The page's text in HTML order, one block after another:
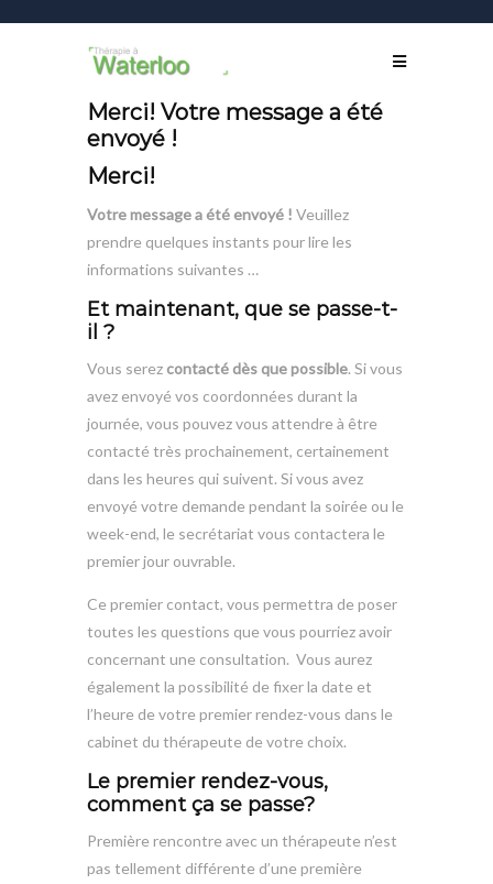
Merci! Votre message a été
envoyé !
Merci!
Votre message a été envoyé ! Veuillez
prendre quelques instants pour lire les
informations suivantes …
Et maintenant, que se passe-t-
il ?
Vous serez contacté dès que possible. Si vous
avez envoyé vos coordonnées durant la
journée, vous pouvez vous attendre à être
contacté très prochainement, certainement
dans les heures qui suivent. Si vous avez
envoyé votre demande pendant la soirée ou le
week-end, le secrétariat vous contactera le
premier jour ouvrable.
Ce premier contact, vous permettra de poser
toutes les questions que vous pourriez avoir
concernant une consultation. Vous aurez
également la possibilité de fixer la date et
l’heure de votre premier rendez-vous dans le
cabinet du thérapeute de votre choix.
Le premier rendez-vous,
comment ça se passe?
Première rencontre avec un thérapeute n’est
pas tellement différente d’une première